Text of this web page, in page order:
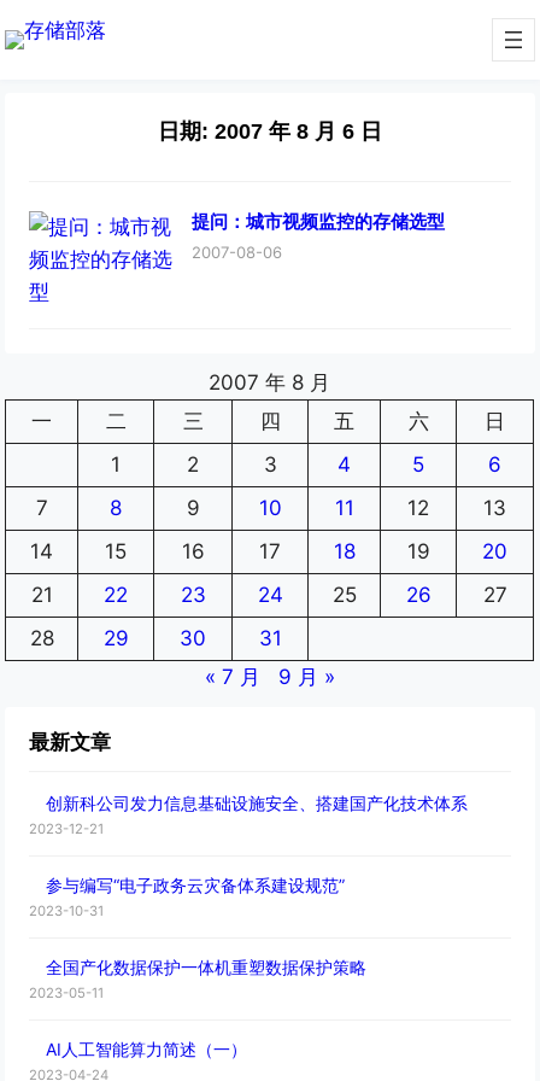
日期: 2007 年 8 月 6 日
提问：城市视频监控的存储选型
2007-08-06
2007 年 8 月
一
二 三 四 五 六
日
1
2 3 4 5
6
7
8 9 10 11 12
13
14
15 16 17 18 19
20
21
22 23 24 25 26
27
28
29 30
31
« 7 月
9 月 »
最新文章
创新科公司发力信息基础设施安全、搭建国产化技术体系
2023-12-21
参与编写“电子政务云灾备体系建设规范”
2023-10-31
全国产化数据保护一体机重塑数据保护策略
2023-05-11
AI人工智能算力简述（一）
2023-04-24